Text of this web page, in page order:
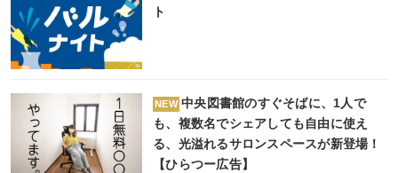
ト
NEW 中央図書館のすぐそばに、1人で
も、複数名でシェアしても自由に使え
る、光溢れるサロンスペースが新登場！
【ひらつー広告】